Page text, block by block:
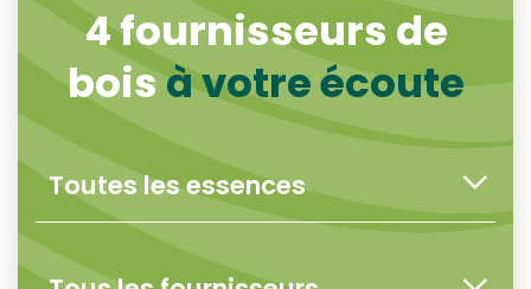
4fournisseurs de
boisà votre écoute